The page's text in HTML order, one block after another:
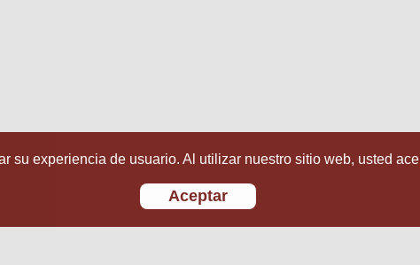
su experiencia de usuario. Al utilizar nuestro sitio web, usted
Aceptar